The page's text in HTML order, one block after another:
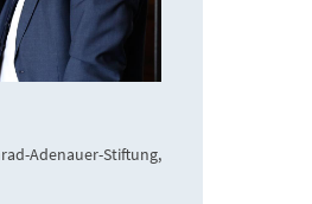
Adenauer-Stiftung,